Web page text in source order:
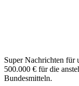
Super Nachrichten für
500.000 € für die
Bundesmitteln.